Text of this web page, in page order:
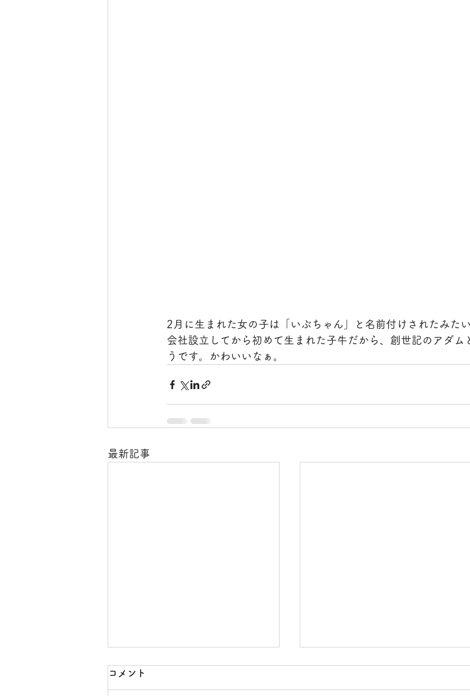
2月に生まれた女の子は「いぶちゃん」と名前付けされたみた
会社設立してから初めて生まれた子牛だから、創世記のアダム
うです。かわいいなぁ。
最新記事
コメント